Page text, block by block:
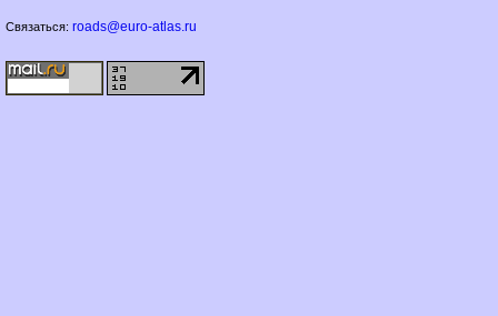
Связаться: roads@euro-atlas.ru